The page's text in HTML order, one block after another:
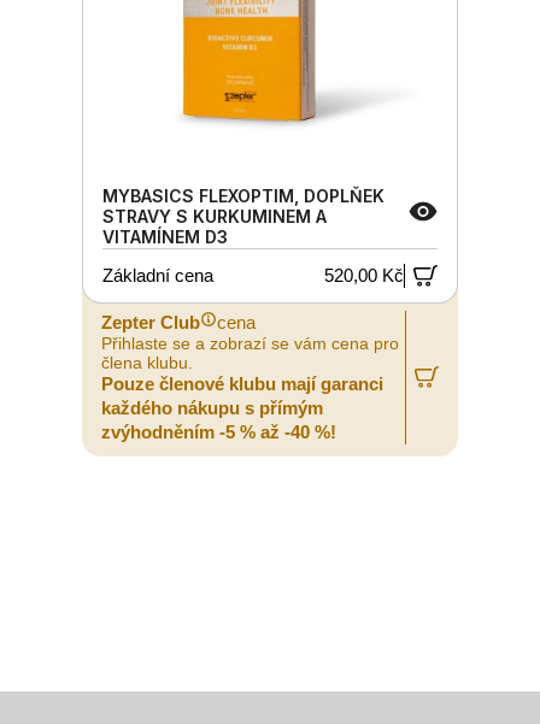
MYBASICS FLEXOPTIM, DOPLŇEK
STRAVY S KURKUMINEM A
VITAMÍNEM D3
Základní cena
520,00 Kč
Zepter Club cena
Přihlaste se a zobrazí se vám cena pro
člena klubu.
Pouze členové klubu mají garanci
každého nákupu s přímým
zvýhodněním -5 % až -40 %!